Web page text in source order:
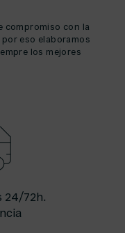
compromiso con la
eso elaboramos
los mejores
24/72h.